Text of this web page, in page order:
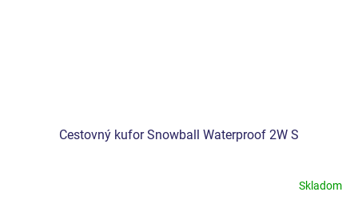
Cestovný kufor Snowball Waterproof 2W S
Skladom